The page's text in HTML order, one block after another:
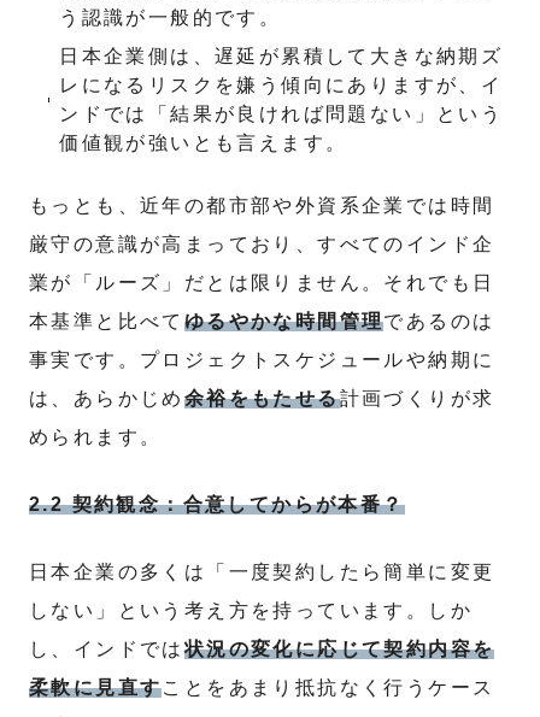
う認識が一般的です。
日本企業側は、遅延が累積して大きな納期ズ
レになるリスクを嫌う傾向にありますが、イ
ンドでは「結果が良ければ問題ない」という
価値観が強いとも言えます。
もっとも、近年の都市部や外資系企業では時間
厳守の意識が高まっており、すべてのインド企
業が「ルーズ」だとは限りません。それでも日
本基準と比べて ゆるやかな時間管理であるのは
事実です。プロジェクトスケジュールや納期に
は、あらかじめ 余裕をもたせる計画づくりが求
められます。
2.2 契約観念：合意してからが本番？
日本企業の多くは「一度契約したら簡単に変更
しない」という考え方を持っています。しか
し、インドでは状況の変化に応じて契約内容を
柔軟に見直すことをあまり抵抗なく行うケース